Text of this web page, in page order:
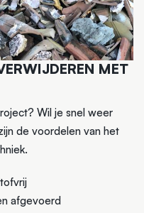
MET
Wil je snel weer
de voordelen van het
afgevoerd